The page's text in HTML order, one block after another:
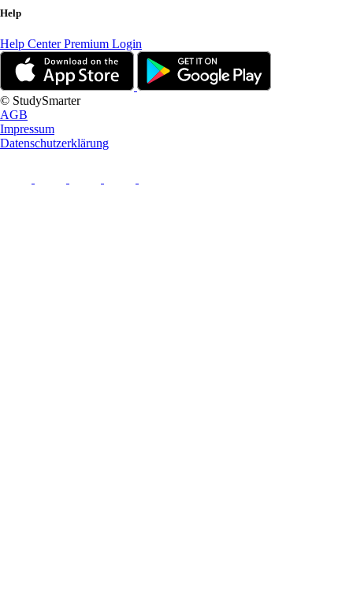
Help
Help CenterPremium Login
© StudySmarter
AGB
Impressum
Datenschutzerklärung